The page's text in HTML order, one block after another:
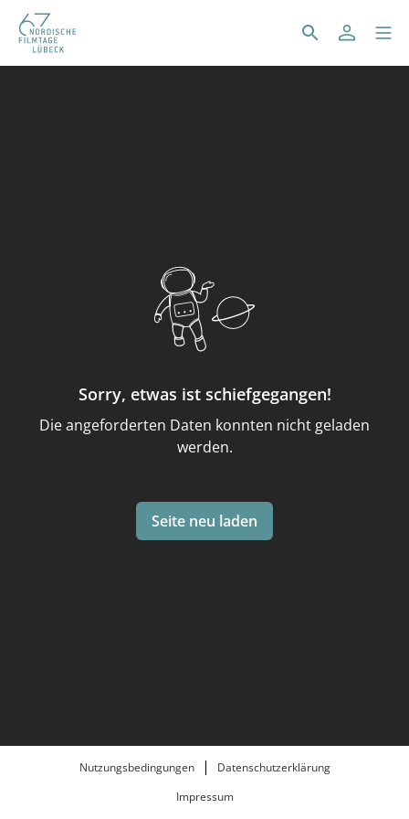
Sorry, etwas ist schiefgegangen!
Die angeforderten Daten konnten nicht geladen
werden.
Seite neu laden
Nutzungsbedingungen
Datenschutzerklärung
Impressum